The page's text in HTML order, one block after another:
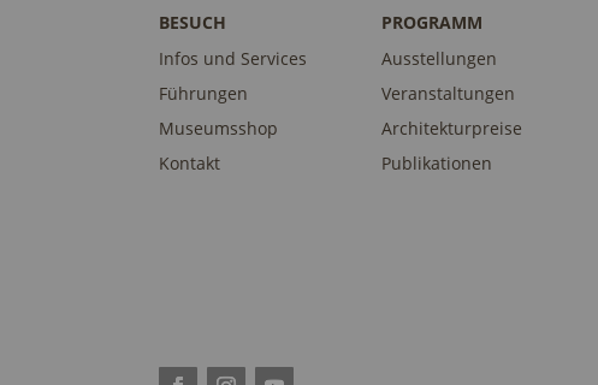
BESUCH
Infos und Services
Führungen
Museumsshop
Kontakt
PROGRAMM
Ausstellungen
Veranstaltungen
Architekturpreise
Publikationen